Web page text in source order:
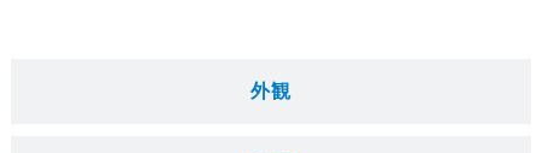
熱損失が排除されます。, 発生した暖かさを室内に確
外観